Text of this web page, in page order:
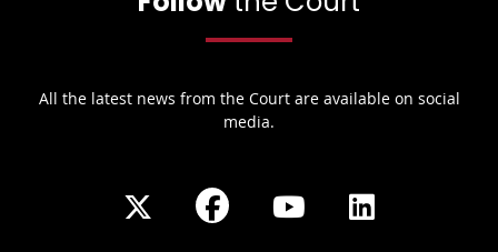
All the latest news from the Court are available on social
media.
Share Share
Share